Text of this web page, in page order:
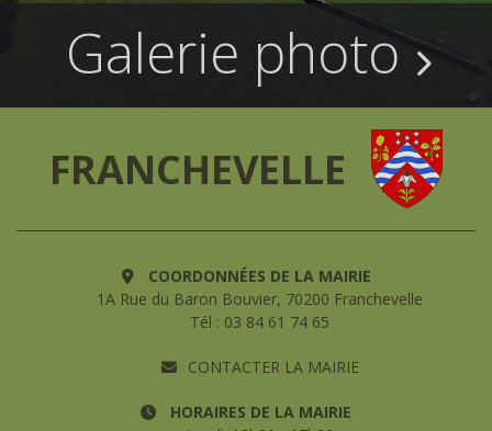
Galerie photo
FRANCHEVELLE
COORDONNÉES DE LA MAIRIE
1A Rue du Baron Bouvier, 70200 Franchevelle
Tél : 03 84 61 74 65
CONTACTER LA MAIRIE
HORAIRES DE LA MAIRIE